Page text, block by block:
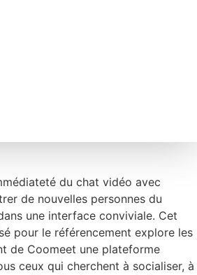
du chat vidéo avec
de nouvelles personnes du
une interface conviviale. Cet
pour le référencement explore les
de Coomeet une plateforme
ceux qui cherchent à socialiser, à